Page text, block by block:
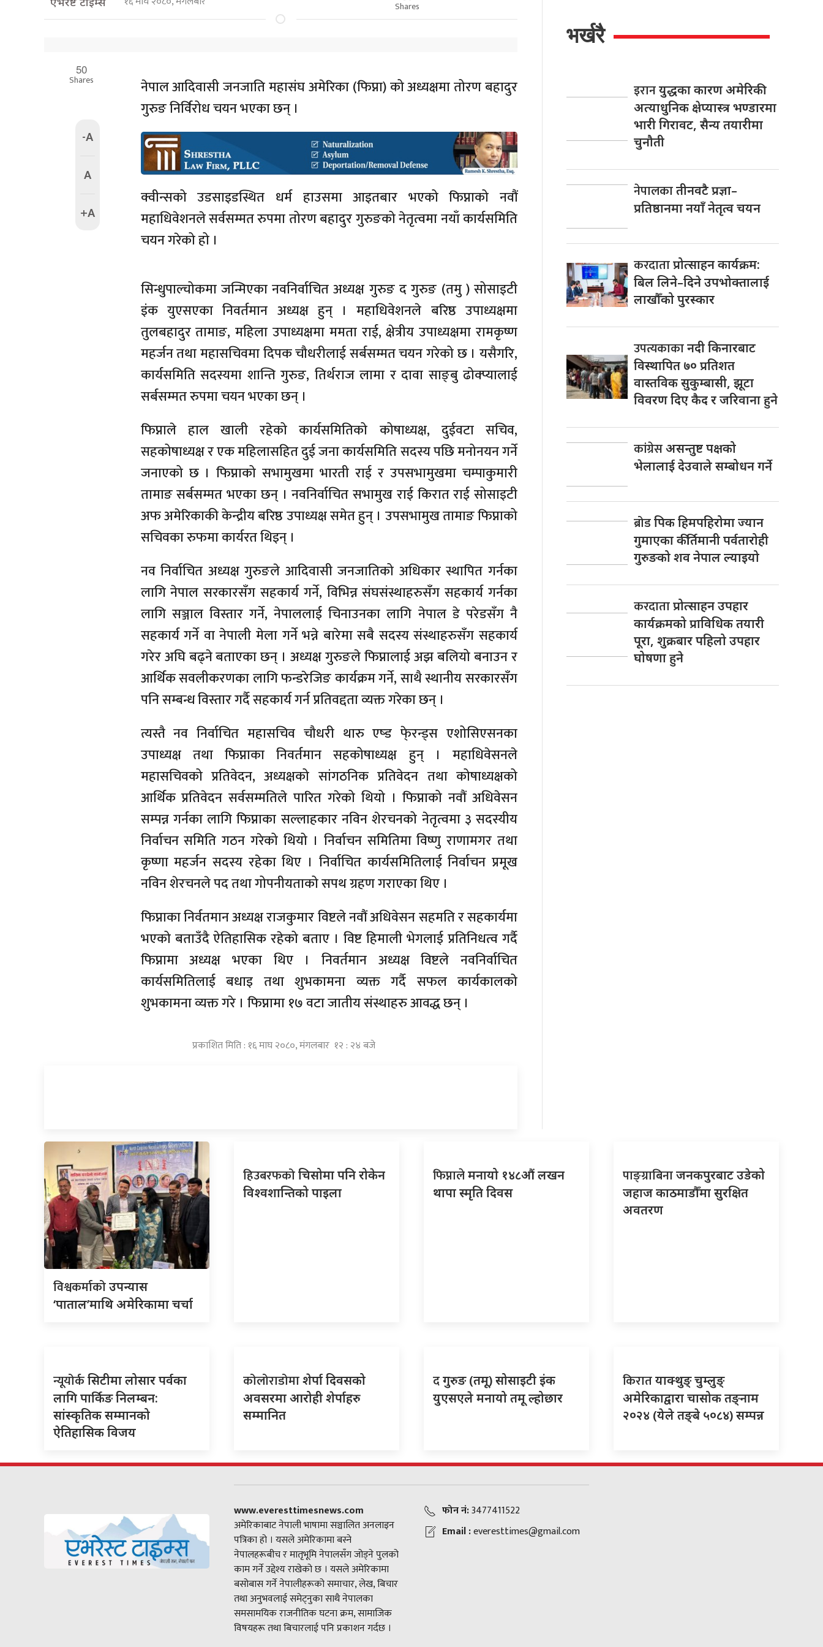
Shares
50
Shares
-A
A
+A
नेपाल आदिवासी जनजाति महासंघ अमेरिका (फिप्ना) को अध्यक्षमा तोरण बहादुर
गुरुङ निर्विरोध चयन भएका छन् ।
क्वीन्सको उडसाइडस्थित धर्म हाउसमा आइतबार भएको फिप्नाको नवौं
महाधिवेशनले सर्वसम्मत रुपमा तोरण बहादुर गुरुङको नेतृत्वमा नयाँ कार्यसमिति
चयन गरेको हो ।
सिन्धुपाल्चोकमा जन्मिएका नवनिर्वाचित अध्यक्ष गुरुङ द गुरुङ (तमु ) सोसाइटी
इंक युएसएका निवर्तमान अध्यक्ष हुन् । महाधिवेशनले बरिष्ठ उपाध्यक्षमा
तुलबहादुर तामाङ, महिला उपाध्यक्षमा ममता राई, क्षेत्रीय उपाध्यक्षमा रामकृष्ण
महर्जन तथा महासचिवमा दिपक चौधरीलाई सर्बसम्मत चयन गरेको छ । यसैगरि,
कार्यसमिति सदस्यमा शान्ति गुरुङ, तिर्थराज लामा र दावा साङ्बु ढोक्प्यालाई
सर्बसम्मत रुपमा चयन भएका छन् ।
फिप्नाले हाल खाली रहेको कार्यसमितिको कोषाध्यक्ष, दुईवटा सचिव,
सहकोषाध्यक्ष र एक महिलासहित दुई जना कार्यसमिति सदस्य पछि मनोनयन गर्ने
जनाएको छ । फिप्नाको सभामुखमा भारती राई र उपसभामुखमा चम्पाकुमारी
तामाङ सर्बसम्मत भएका छन् । नवनिर्वाचित सभामुख राई किरात राई सोसाइटी
अफ अमेरिकाकी केन्द्रीय बरिष्ठ उपाध्यक्ष समेत हुन् । उपसभामुख तामाङ फिप्नाको
सचिवका रुफमा कार्यरत थिइन् ।
नव निर्वाचित अध्यक्ष गुरुङले आदिवासी जनजातिको अधिकार स्थापित गर्नका
लागि नेपाल सरकारसँग सहकार्य गर्ने, विभिन्न संघसंस्थाहरुसँग सहकार्य गर्नका
लागि सञ्जाल विस्तार गर्ने, नेपाललाई चिनाउनका लागि नेपाल डे परेडसँग नै
सहकार्य गर्ने वा नेपाली मेला गर्ने भन्ने बारेमा सबै सदस्य संस्थाहरुसँग सहकार्य
गरेर अघि बढ्ने बताएका छन् । अध्यक्ष गुरुङले फिप्नालाई अझ बलियो बनाउन र
आर्थिक सवलीकरणका लागि फन्डरेजिङ कार्यक्रम गर्ने, साथै स्थानीय सरकारसँग
पनि सम्बन्ध विस्तार गर्दै सहकार्य गर्न प्रतिवद्दता व्यक्त गरेका छन् ।
त्यस्तै नव निर्वाचित महासचिव चौधरी थारु एष्ड फे्रन्ड्स एशोसिएसनका
उपाध्यक्ष तथा फिप्नाका निवर्तमान सहकोषाध्यक्ष हुन् । महाधिवेसनले
महासचिवको प्रतिवेदन, अध्यक्षको सांगठनिक प्रतिवेदन तथा कोषाध्यक्षको
आर्थिक प्रतिवेदन सर्वसम्मतिले पारित गरेको थियो । फिप्नाको नवौं अधिवेसन
सम्पन्न गर्नका लागि फिप्नाका सल्लाहकार नविन शेरचनको नेतृत्वमा ३ सदस्यीय
निर्वाचन समिति गठन गरेको थियो । निर्वाचन समितिमा विष्णु राणामगर तथा
कृष्णा महर्जन सदस्य रहेका थिए । निर्वाचित कार्यसमितिलाई निर्वाचन प्रमूख
नविन शेरचनले पद तथा गोपनीयताको सपथ ग्रहण गराएका थिए ।
फिप्नाका निर्वतमान अध्यक्ष राजकुमार विष्टले नवौं अधिवेसन सहमति र सहकार्यमा
भएको बताउँदै ऐतिहासिक रहेको बताए । विष्ट हिमाली भेगलाई प्रतिनिधत्व गर्दै
फिप्नामा अध्यक्ष भएका थिए । निवर्तमान अध्यक्ष विष्टले नवनिर्वाचित
कार्यसमितिलाई बधाइ तथा शुभकामना व्यक्त गर्दै सफल कार्यकालको
शुभकामना व्यक्त गरे । फिप्नामा १७ वटा जातीय संस्थाहरु आवद्ध छन् ।
प्रकाशित मिति : १६ माघ २०८०, मंगलबार १२ : २४ बजे
भर्खरै
इरानयुद्धका कारण अमेरिकी
अत्याधुनिक क्षेप्यास्त्र भण्डारमा
भारी गिरावट, सैन्य तयारीमा
चुनौती
नेपालकातीनवटै प्रज्ञा–
प्रतिष्ठानमा नयाँ नेतृत्व चयन
करदाताप्रोत्साहन कार्यक्रम:
बिल लिने–दिने उपभोक्तालाई
लाखौँको पुरस्कार
उपत्यकाकानदी किनारबाट
विस्थापित ७० प्रतिशत
वास्तविक सुकुम्बासी, झूटा
विवरण दिए कैद र जरिवाना हुने
कांग्रेसअसन्तुष्ट पक्षको
भेलालाई देउवाले सम्बोधन गर्ने
ब्रोडपिक हिमपहिरोमा ज्यान
गुमाएका कीर्तिमानी पर्वतारोही
गुरुङको शव नेपाल ल्याइयो
करदाताप्रोत्साहन उपहार
कार्यक्रमको प्राविधिक तयारी
पूरा, शुक्रबार पहिलो उपहार
घोषणा हुने
विश्वकर्माकोउपन्यास
‘पाताल’माथि अमेरिकामा चर्चा
हिउबरफकोचिसोमा पनि रोकेन
विश्वशान्तिको पाइला
फिप्नालेमनायो १४८औं लखन
थापा स्मृति दिवस
पाङ्ग्राबिनाजनकपुरबाट उडेको
जहाज काठमाडौँमा सुरक्षित
अवतरण
न्यूयोर्कसिटीमा लोसार पर्वका
लागि पार्किङ निलम्बन:
सांस्कृतिक सम्मानको
ऐतिहासिक विजय
कोलोराडोमाशेर्पा दिवसको
अवसरमा आरोही शेर्पाहरु
सम्मानित
दगुरुङ (तमू) सोसाइटी इंक
युएसएले मनायो तमू ल्होछार
किरातयाक्थुङ् चुम्लुङ्
अमेरिकाद्वारा चासोक तङ्नाम
२०२४ (येले तङ्बे ५०८४) सम्पन्न
www.everesttimesnews.com
अमेरिकाबाट नेपाली भाषामा सञ्चालित अनलाइन
पत्रिका हो । यसले अमेरिकामा बस्ने
नेपालहरूबीच र मातृभूमि नेपालसँग जोड्ने पुलको
काम गर्ने उद्देश्य राखेको छ । यसले अमेरिकामा
बसोबास गर्ने नेपालीहरूको समाचार, लेख, बिचार
तथा अनुभवलाई समेट्नुका साथै नेपालका
समसामयिक राजनीतिक घटना क्रम, सामाजिक
विषयहरू तथा बिचारलाई पनि प्रकाशन गर्दछ ।
फोन नं:3477411522
Email :everesttimes@gmail.com